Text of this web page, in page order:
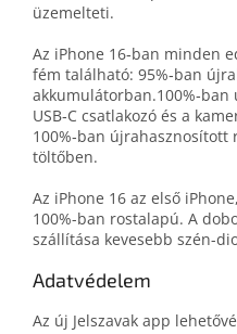
üzemelteti.
Az iPhone 16‑ban minden
fém található: 95%‑ban
USB‑C csatlakozó és a
100%‑ban újrahasznosított
töltőben.
Az iPhone 16 az első
100%-ban rostalapú. A
szállítása kevesebb szén-
Adatvédelem
Az új Jelszavak app